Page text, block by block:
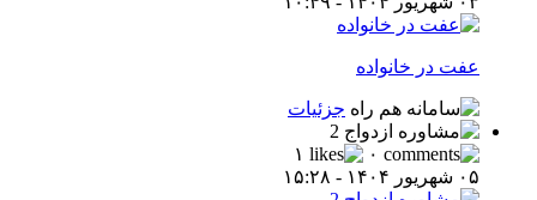
عفت در خانواده
جزئیات
۰۵ شهریور ۱۴۰۴ - ۱۵:۲۸